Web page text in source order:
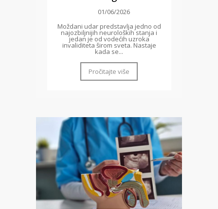
01/06/2026
Moždani udar predstavlja jedno od
najozbiljnijih neuroloških stanja i
jedan je od vodećih uzroka
invaliditeta širom sveta. Nastaje
kada se...
Pročitajte više